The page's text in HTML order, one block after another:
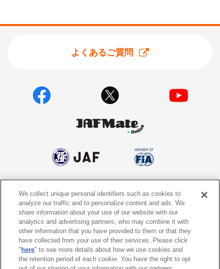
よくあるご質問
個人情報保護方針 個人情報の取り扱いについて
サイトポリシー ソーシャルメディア利用規約
特定商取引法に基づく表示 情報提供終了のお知らせ
Do Not Sell or Share My Personal
Information
We collect unique personal identifiers such as cookies to
analyze our traffic and to personalize content and ads. We
share information about your use of our website with our
analytics and advertising partners, who may combine it with
other information that you have provided to them or that they
have collected from your use of their services. Please click
" here" to see more details about how we use cookies and
the retention period of each cookie. You have the right to opt